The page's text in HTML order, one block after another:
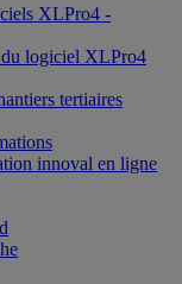
XLPro4 -
logiciel XLPro4
tertiaires
innoval en ligne